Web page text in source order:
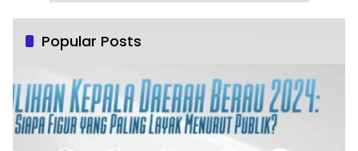
Popular Posts